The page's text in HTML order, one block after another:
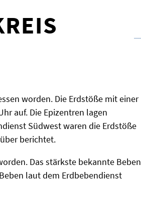
worden. Die Erdstöße mit einer
auf. Die Epizentren lagen
Südwest waren die Erdstöße
berichtet.
Das stärkste bekannte Beben
laut dem Erdbebendienst